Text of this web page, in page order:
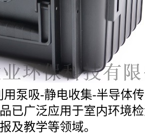
用泵吸-静电收集-半导体
已广泛应用于室内环境
及教学等领域。